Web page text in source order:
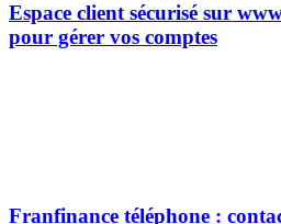
Espace client sécurisé sur
pour gérer vos comptes
Franfinance téléphone :